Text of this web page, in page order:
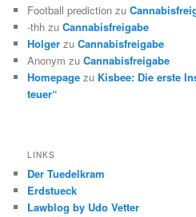
Football prediction zu
-thh zuCannabisfreigabe
Holger zuCannabisfreigabe
Anonym zuCannabisfreigabe
Homepage zu Kisbee: Die erste
teuer“
LINKS
Der Tuedelkram
Erdstueck
Lawblog by Udo Vetter